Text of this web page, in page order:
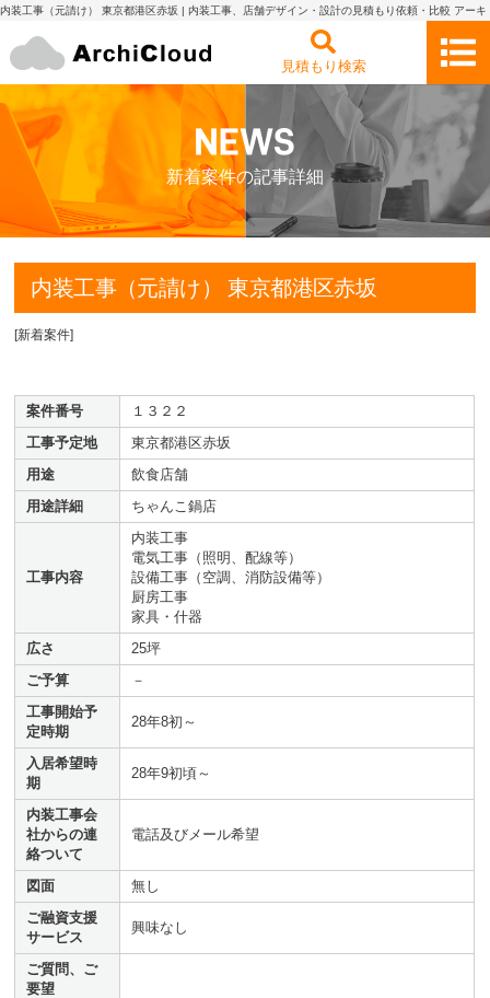
内装工事（元請け） 東京都港区赤坂 | 内装工事、店舗デザイン・設計の見積もり依頼・比較 アーキ
見積もり検索
新着案件の記事詳細
内装工事（元請け） 東京都港区赤坂
[新着案件]
案件番号
１３２２
工事予定地
東京都港区赤坂
用途
飲食店舗
用途詳細
ちゃんこ鍋店
工事内容
内装工事
電気工事（照明、配線等）
設備工事（空調、消防設備等）
厨房工事
家具・什器
広さ
25坪
ご予算
－
工事開始予
定時期
28年8初～
入居希望時
期
28年9初頃～
内装工事会
社からの連
絡ついて
電話及びメール希望
図面
無し
ご融資支援
サービス
興味なし
ご質問、ご
要望